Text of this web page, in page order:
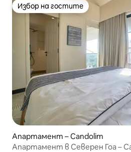
Избор на гостите
Избор на гостите
Апартамент – Candolim
Апартамент в Северен Гоа –